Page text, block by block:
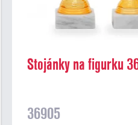
Stojánky na figurku
36905